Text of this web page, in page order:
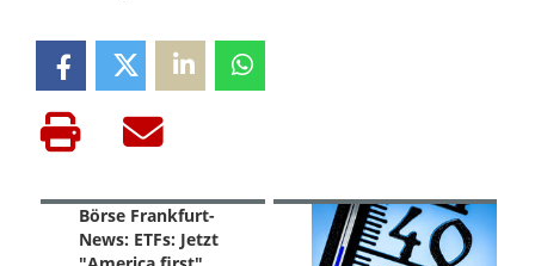
Börse Frankfurt-
News: ETFs: Jetzt